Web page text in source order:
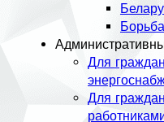
Для
Для